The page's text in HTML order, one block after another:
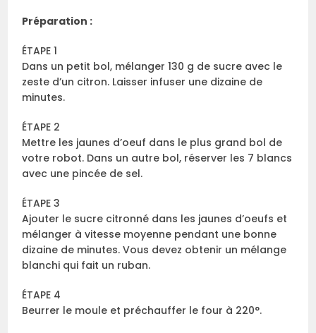
Préparation :
ÉTAPE 1
Dans un petit bol, mélanger 130 g de sucre avec le
zeste d’un citron. Laisser infuser une dizaine de
minutes.
ÉTAPE 2
Mettre les jaunes d’oeuf dans le plus grand bol de
votre robot. Dans un autre bol, réserver les 7 blancs
avec une pincée de sel.
ÉTAPE 3
Ajouter le sucre citronné dans les jaunes d’oeufs et
mélanger à vitesse moyenne pendant une bonne
dizaine de minutes. Vous devez obtenir un mélange
blanchi qui fait un ruban.
ÉTAPE 4
Beurrer le moule et préchauffer le four à 220°.